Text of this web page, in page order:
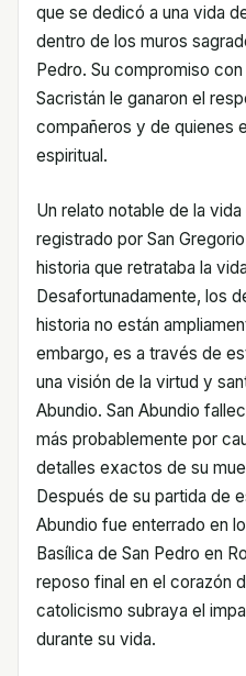
que se dedicó a una vida
dentro de los muros
Pedro. Su compromiso
Sacristán le ganaron el
compañeros y de quienes
espiritual.
Un relato notable de la
registrado por San
historia que retrataba la
Desafortunadamente, los
historia no están
embargo, es a través de
una visión de la virtud y
Abundio. San Abundio
más probablemente por
detalles exactos de su
Después de su partida de
Abundio fue enterrado en
Basílica de San Pedro en
reposo final en el corazón
catolicismo subraya el
durante su vida.